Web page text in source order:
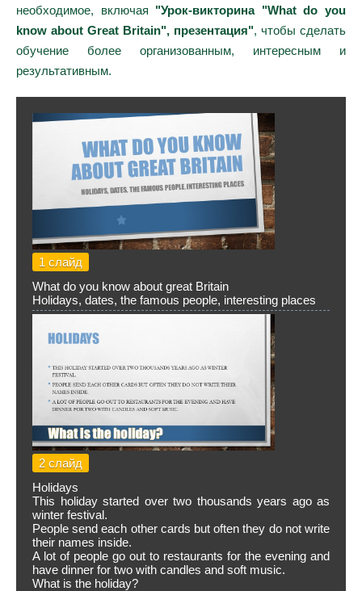
необходимое, включая "Урок-викторина "What do you
know about Great Britain", презентация", чтобы сделать
обучение более организованным, интересным и
результативным.
1 слайд
What do you know about great Britain
Holidays, dates, the famous people, interesting places
2 слайд
Holidays
This holiday started over two thousands years ago as
winter festival.
People send each other cards but often they do not write
their names inside.
A lot of people go out to restaurants for the evening and
have dinner for two with candles and soft music.
What is the holiday?